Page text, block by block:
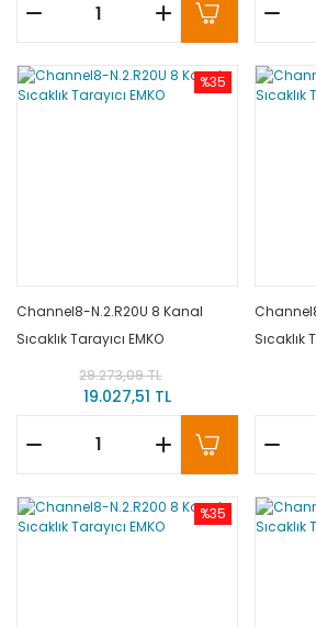
%35
Channel8-N.2.R20U 8 Kanal
Sıcaklık Tarayıcı EMKO
29.273,09 TL
19.027,51 TL
Sıcaklık
%35